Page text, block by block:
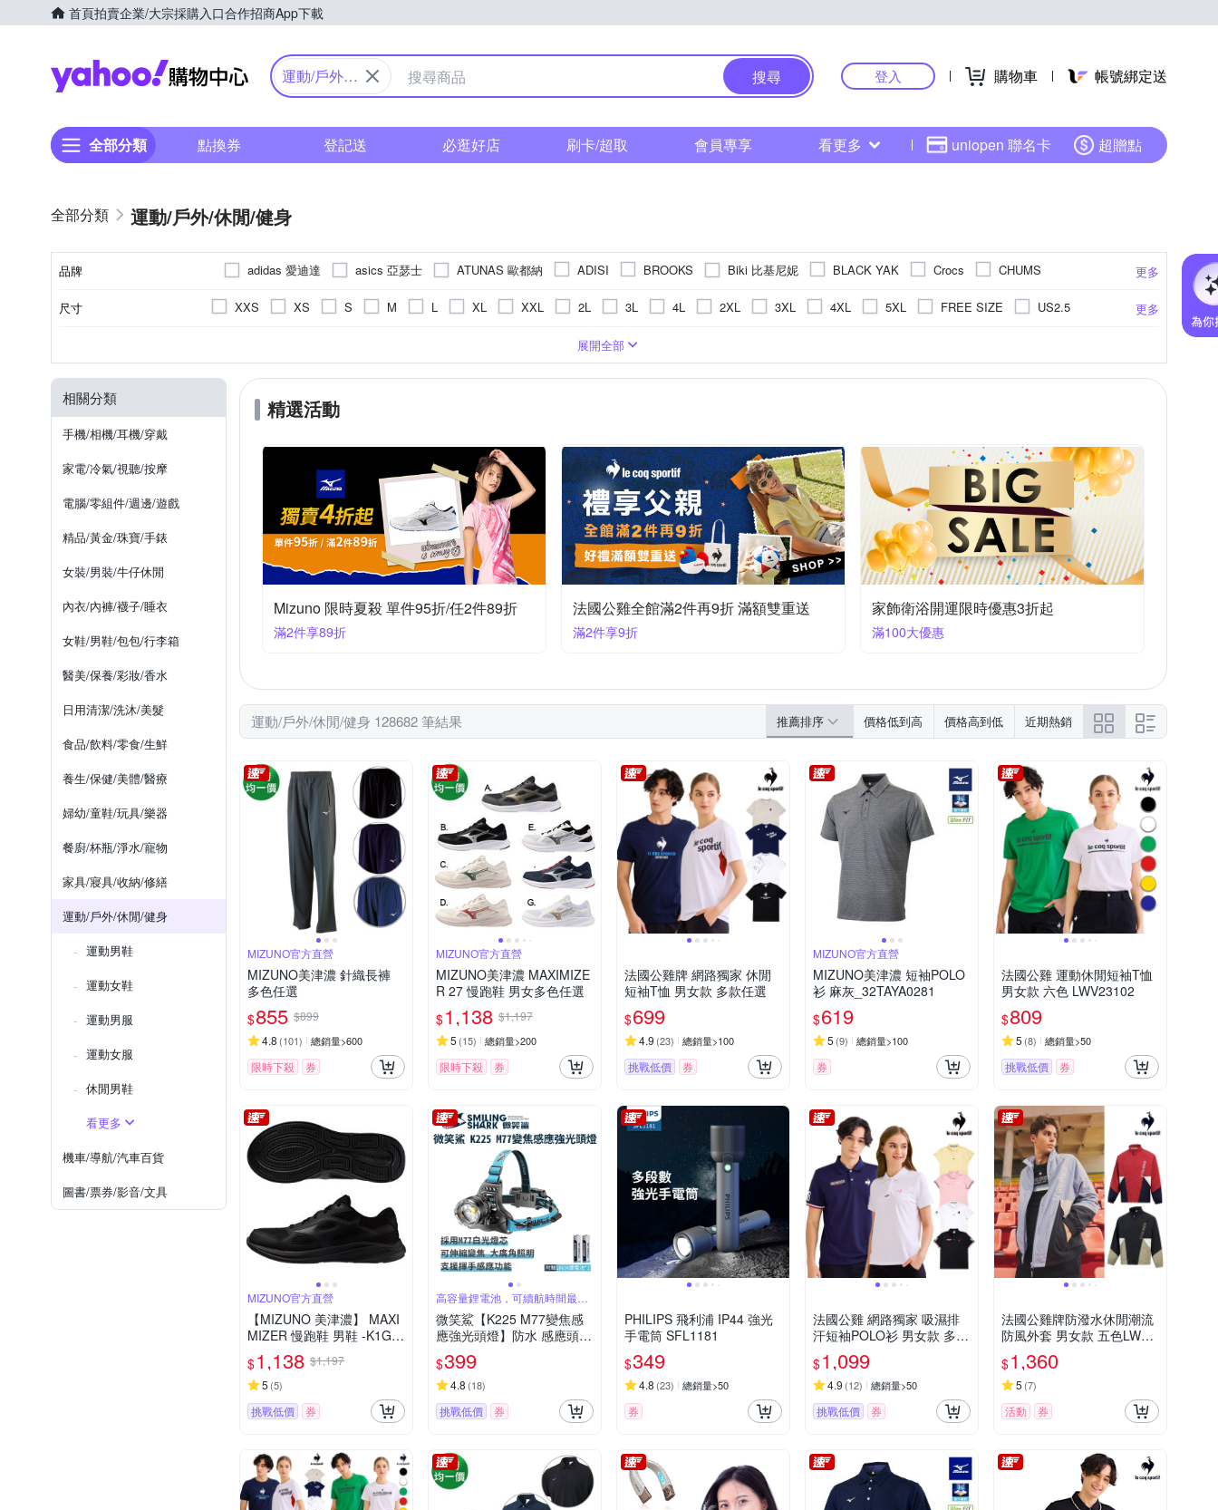
首頁拍賣企業/大宗採購入口合作招商App下載
Yahoo購物中心
運動/戶外/
搜尋 登入 購物車 帳號綁定送
全部分類 點換券 登記送 必逛好店 刷卡/超取 會員專享 看更多 uniopen 聯名卡 超贈點
運動/戶外/休閒/健身
品牌 更多
adidas 愛迪達 asics 亞瑟士 ATUNAS 歐都納 ADISI BROOKS Biki 比基尼妮 BLACK YAK Crocs
CHUMS
Columbia 哥倫比亞
CONVERSE DESCENTE ecco FILA Fjallraven 北極狐 Gregory Icebreaker
Injinji
MERRELL
Mollifix 瑪莉菲絲 MOM NIKE Native Naturehike NBA NCAA NEW BALANCE
NEW ERA
Snow Peak
鞋全家福
海夫健康生活館 荷生活 遊遍天下
尺寸 更多
XXS XS S M L XL XXL 2L 3L 4L 2XL 3XL 4XL 5XL FREE SIZE
US2.5
US6
US10
US10.5 US11 US11.5 US12 US12.5 US13 US13.5 US14 US14.5 US15 EU30
EU31
EU32
EU32.5
短褲
水陸兩用鞋
依吊牌顯示為主
運動內衣 踝襪 / 隱形襪 厚底涼鞋 長襪
12cm
21.5cm
22cm
針織布
豚皮
展開全部
相關分類
手機/相機/耳機/穿戴
家電/冷氣/視聽/按摩
電腦/零組件/週邊/遊戲
精品/黃金/珠寶/手錶
女裝/男裝/牛仔休閒
內衣/內褲/襪子/睡衣
女鞋/男鞋/包包/行李箱
醫美/保養/彩妝/香水
日用清潔/洗沐/美髮
食品/飲料/零食/生鮮
養生/保健/美體/醫療
婦幼/童鞋/玩具/樂器
餐廚/杯瓶/淨水/寵物
家具/寢具/收納/修繕
運動/戶外/休閒/健身
運動男鞋
運動女鞋
運動男服
運動女服
休閒男鞋
看更多
機車/導航/汽車百貨
圖書/票券/影音/文具
精選活動
Mizuno 限時夏殺 單件95折/任2件89折
滿2件享89折
法國公雞全館滿2件再9折 滿額雙重送
滿2件享9折
家飾衛浴開運限時優惠3折起
滿100大優惠
運動/戶外/休閒/健身 128682 筆結果 推薦排序 價格低到高 價格高到低 近期熱銷
MIZUNO官方直營
MIZUNO美津濃 針織長褲
多色任選
$855 $899
4.8 (101) 總銷量>600
限時下殺 券
MIZUNO官方直營
MIZUNO美津濃 MAXIMIZE
R 27 慢跑鞋 男女多色任選
$1,138 $1,197
5 (15) 總銷量>200
限時下殺 券
法國公雞牌 網路獨家 休閒
短袖T恤 男女款 多款任選
$699
4.9 (23) 總銷量>100
挑戰低價 券
MIZUNO官方直營
MIZUNO美津濃 短袖POLO
衫 麻灰_32TAYA0281
$619
5 (9) 總銷量>100
券
法國公雞 運動休閒短袖T恤
男女款 六色 LWV23102
$809
5 (8) 總銷量>50
挑戰低價 券
MIZUNO官方直營
【MIZUNO 美津濃】 MAXI
MIZER 慢跑鞋 男鞋 -K1GA
250209
$1,138 $1,197
5 (5)
挑戰低價 券
高容量鋰電池，可續航時間最長
可達12小時
微笑鯊【K225 M77變焦感
應強光頭燈】防水 感應頭燈
釣魚頭燈 頭戴式頭燈 夜釣
燈 工作燈 露營 登山 戶外照
明 多功能照明_急速配
$399
4.8 (18)
挑戰低價 券
PHILIPS 飛利浦 IP44 強光
手電筒 SFL1181
$349
4.8 (23) 總銷量>50
券
法國公雞 網路獨家 吸濕排
汗短袖POLO衫 男女款 多款
任選
$1,099
4.9 (12) 總銷量>50
挑戰低價 券
法國公雞牌防潑水休閒潮流
防風外套 男女款 五色LWQ6
1264&62264
$1,360
5 (7)
活動 券